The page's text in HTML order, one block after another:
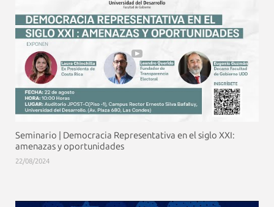
Seminario | Democracia Representativa en el siglo XXI:
amenazas y oportunidades
22/08/2024